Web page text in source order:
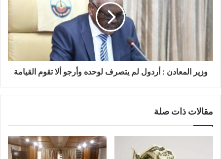
وزير المعادن : أردول لم يتصرف لوحده وأرجو ألا تقوم القيامة
مقالات ذات صلة